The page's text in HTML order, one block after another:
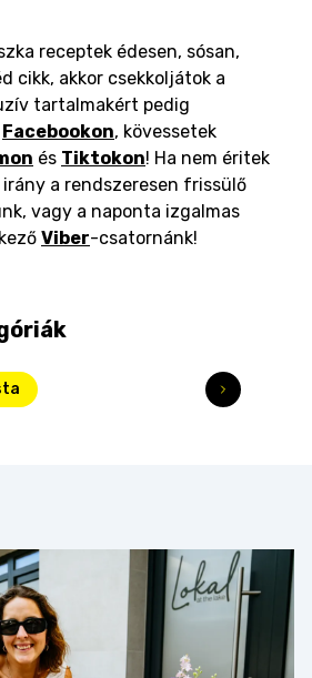
receptek édesen, sósan,
cikk, akkor csekkoljátok a
tartalmakért pedig
Facebookon, kövessetek
és Tiktokon! Ha nem éritek
irány a rendszeresen frissülő
vagy a naponta izgalmas
Viber-csatornánk!